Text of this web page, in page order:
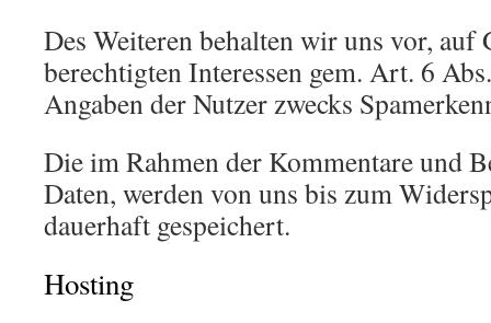
Des Weiteren behalten wir uns vor, auf
berechtigten Interessen gem. Art. 6
Angaben der Nutzer zwecks
Die im Rahmen der Kommentare und
Daten, werden von uns bis zum
dauerhaft gespeichert.
Hosting